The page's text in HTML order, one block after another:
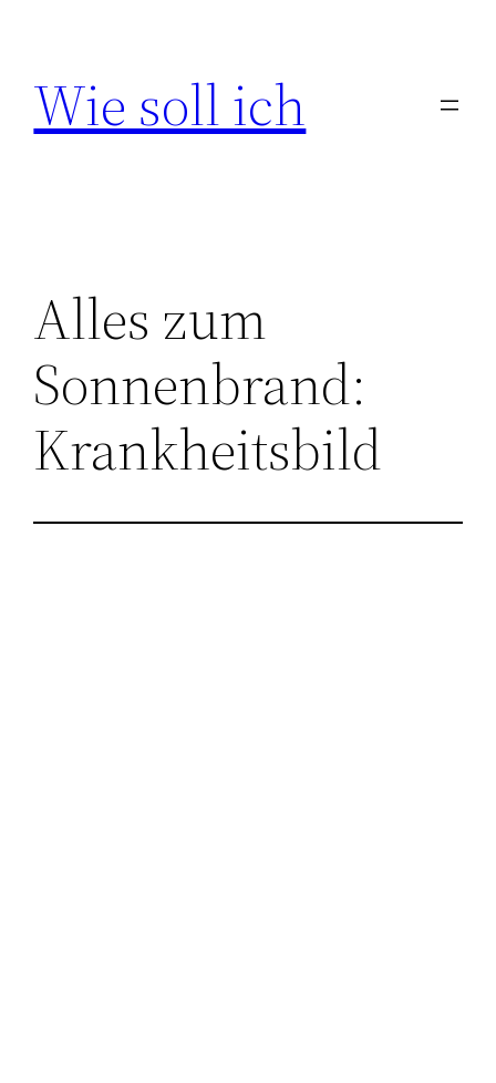
springen
Wie soll ich
Alles zum
Sonnenbrand:
Krankheitsbild